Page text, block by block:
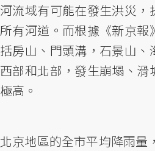
河流域有可能在發生洪災
所有河道。而根據《新京
括房山、門頭溝，石景山
西部和北部，發生崩塌、
極高。
北京地區的全市平均降雨量